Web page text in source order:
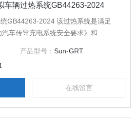
车辆过热系统GB44263-2024
GB44263-2024 该过热系统是满足
车传导充电系统安全要求》和
产品型号：Sun-GRT
在线留言